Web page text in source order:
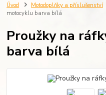
Úvod Motodoplňky a příslušenství
motocyklu barva bílá
Proužky na
barva bílá